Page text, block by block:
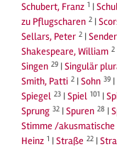
Schubert, Franz 1 |
zu Pflugscharen 2 |
Sellars, Peter 2 |Sender
Shakespeare, William 2
Singen 29 |Singulär
Smith, Patti 2 |Sohn 39 |
Spiegel 23 |Spiel 101 |
Sprung 32 |Spuren 28 |
Stimme /akusmatische
Heinz 1 |Straße 22 |